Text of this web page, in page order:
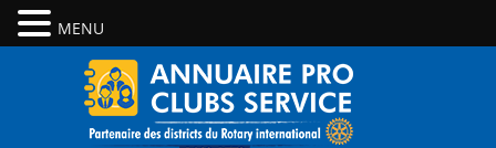
MENU